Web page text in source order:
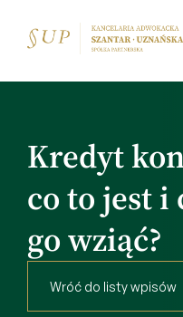
Kredyt
co to jest i
go wziąć?
Wróć do listy wpisów